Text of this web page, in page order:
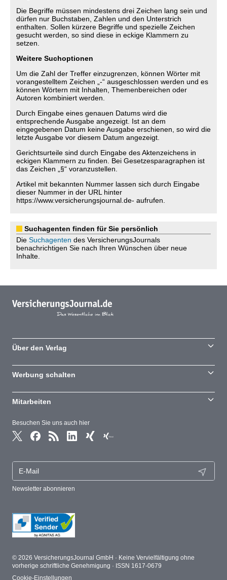
Die Begriffe müssen mindestens drei Zeichen lang sein und
dürfen nur Buchstaben, Zahlen und den Unterstrich
enthalten. Sollen kürzere Begriffe und spezielle Zeichen
gesucht werden, so sind diese in eckige Klammern zu
setzen.
Weitere Suchoptionen
Um die Zahl der Treffer einzugrenzen, können Wörter mit
vorangestelltem Zeichen „-“ ausgeschlossen werden und es
können Wörtern mit Inhalten, Themenbereichen oder
Autoren kombiniert werden.
Durch Eingabe eines genauen Datums wird die
entsprechende Ausgabe angezeigt. Ist an dem
eingegebenen Datum keine Ausgabe erschienen, so wird die
letzte Ausgabe vor diesem Datum angezeigt.
Gerichtsurteile sind durch Eingabe des Aktenzeichens in
eckigen Klammern zu finden. Bei Gesetzesparagraphen ist
das Zeichen „§“ voranzustellen.
Artikel mit bekannten Nummer lassen sich durch Eingabe
dieser Nummer in der URL hinter
https://www.versicherungsjournal.de- aufrufen.
Suchagenten finden für Sie persönlich
Die Suchagenten des VersicherungsJournals
benachrichtigen Sie nach Ihren Wünschen über neue
Inhalte.
Besuchen Sie uns auch hier
Newsletter abonnieren
Über den Verlag
Werbung schalten
Mitarbeiten
© 2026 VersicherungsJournal GmbH · Keine Vervielfältigung ohne
vorherige schriftliche Genehmigung · ISSN 1617-0679
Cookie-Einstellungen